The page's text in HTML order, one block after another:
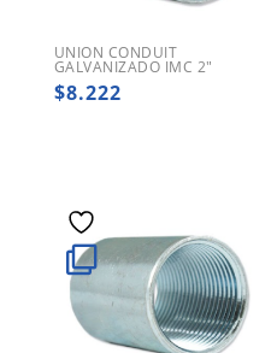
UNION CONDUIT
GALVANIZADO IMC 2″
$8.222